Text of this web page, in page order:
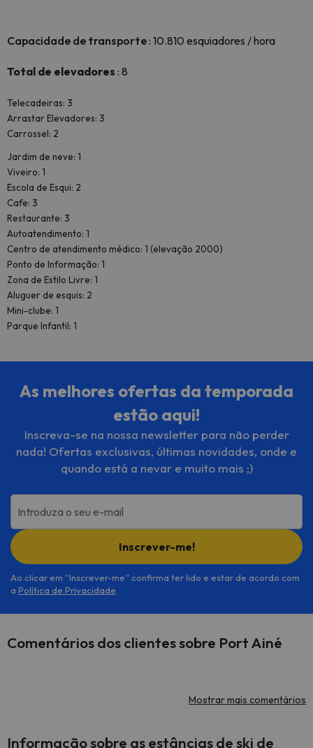
Capacidade de transporte: 10.810 esquiadores / hora
Total de elevadores : 8
Telecadeiras: 3
Arrastar Elevadores: 3
Carrossel: 2
Jardim de neve: 1
Viveiro: 1
Escola de Esqui: 2
Cafe: 3
Restaurante: 3
Autoatendimento: 1
Centro de atendimento médico: 1 (elevação 2000)
Ponto de Informação: 1
Zona de Estilo Livre: 1
Aluguer de esquis: 2
Mini-clube: 1
Parque Infantil: 1
As melhores ofertas da temporada
estão aqui!
Inscreva-se na nossa newsletter para não perder
nada! Ofertas exclusivas, últimas novidades, onde e
quando está a nevar e muito mais ;)
Introduza o seu e-mail
Inscrever-me!
Ao clicar em ''Inscrever-me'' confirma ter lido e estar de acordo com
a Política de Privacidade
Comentários dos clientes sobre Port Ainé
Mostrar mais comentários
Informação sobre as estâncias de ski de